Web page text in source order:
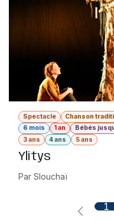
Spectacle Chanson
6 mois
1 an Bébés
3 ans
4 ans 5 ans
Ylitys
Par Slouchaï
1